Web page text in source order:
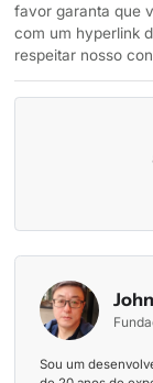
favor garanta que
com um hyperlink
respeitar nosso
Sou um